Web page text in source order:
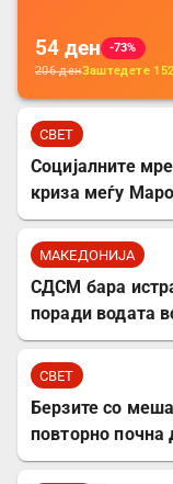
54 ден
-73%
206денЗаштедете
СВЕТ
Социјалните
криза меѓу
МАКЕДОНИЈА
СДСМ бара
поради водата
СВЕТ
Берзите со
повторно почна